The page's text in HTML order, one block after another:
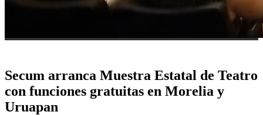
Secum arranca Muestra Estatal de Teatro
con funciones gratuitas en Morelia y
Uruapan